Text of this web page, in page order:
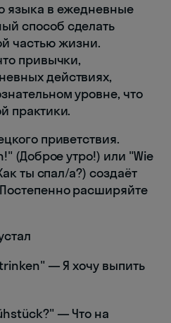
языка в ежедневные
способ сделать
частью жизни.
привычки,
действиях,
уровне, что
практики.
приветствия.
(Доброе утро!) или "Wie
ты спал/а?) создаёт
расширяйте
— Я хочу выпить
— Что на